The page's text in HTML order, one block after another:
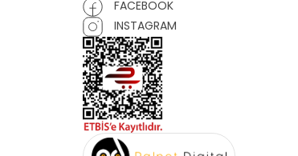
FACEBOOK
INSTAGRAM